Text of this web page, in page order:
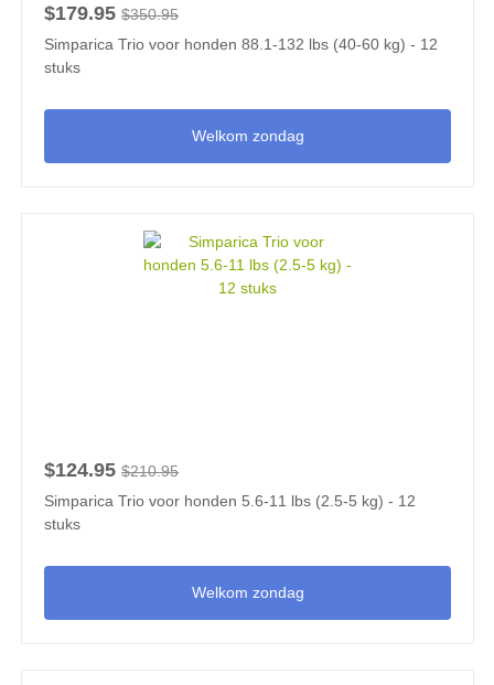
$179.95 $350.95
Simparica Trio voor honden 88.1-132 lbs (40-60 kg) - 12
stuks
Welkom zondag
$124.95 $210.95
Simparica Trio voor honden 5.6-11 lbs (2.5-5 kg) - 12
stuks
Welkom zondag